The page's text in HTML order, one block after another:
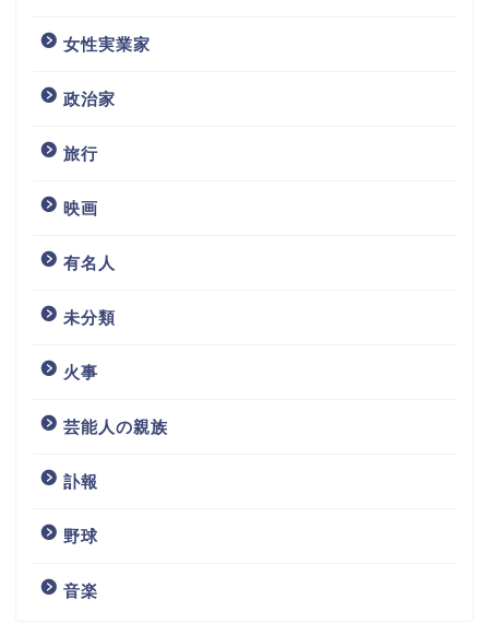
女性実業家
政治家
旅行
映画
有名人
未分類
火事
芸能人の親族
訃報
野球
音楽